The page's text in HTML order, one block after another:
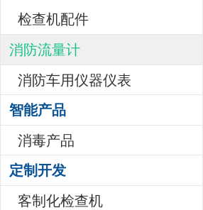
检查机配件
消防流量计
消防车用仪器仪表
智能产品
消毒产品
定制开发
客制化检查机